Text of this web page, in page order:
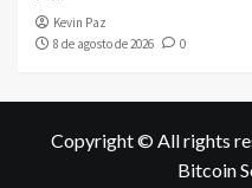
Kevin Paz
8 de agosto de 2026
0
Copyright © All rights
Bitcoin